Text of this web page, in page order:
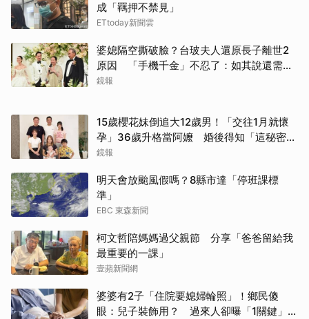
成「羈押不禁見」
ETtoday新聞雲
婆媳隔空撕破臉？台玻夫人還原長子離世2
原因 「手機千金」不忍了：如其說還需要
離開嗎？
鏡報
15歲櫻花妹倒追大12歲男！「交往1月就懷
孕」36歲升格當阿嬤 婚後得知「這秘密」
傻眼了
鏡報
明天會放颱風假嗎？8縣市達「停班課標
準」
EBC 東森新聞
柯文哲陪媽媽過父親節 分享「爸爸留給我
最重要的一課」
壹蘋新聞網
婆婆有2子「住院要媳婦輪照」！鄉民傻
眼：兒子裝飾用？ 過來人卻曝「1關鍵」才